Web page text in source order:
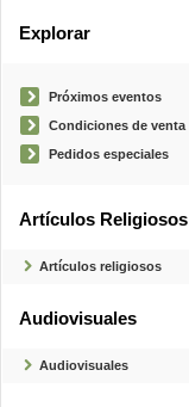
Explorar
Próximos eventos
Condiciones de venta
Pedidos especiales
Artículos Religiosos
Artículos religiosos
Audiovisuales
Audiovisuales